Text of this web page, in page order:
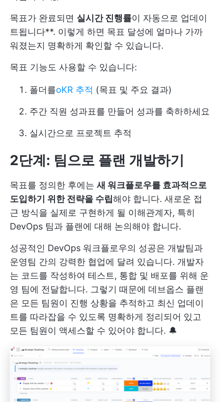
목표가 완료되면 실시간 진행률이 자동으로 업데이
트됩니다**. 이렇게 하면 목표 달성에 얼마나 가까
워졌는지 명확하게 확인할 수 있습니다.
목표 기능도 사용할 수 있습니다:
폴더를oKR 추적 (목표 및 주요 결과)
주간 직원 성과표를 만들어 성과를 축하하세요
실시간으로 프로젝트 추적
2단계: 팀으로 플랜 개발하기
목표를 정의한 후에는 새 워크플로우를 효과적으로
도입하기 위한 전략을 수립해야 합니다. 새로운 접
근 방식을 실제로 구현하게 될 이해관계자, 특히
DevOps 팀과 플랜에 대해 논의해야 합니다.
성공적인 DevOps 워크플로우의 성공은 개발팀과
운영팀 간의 강력한 협업에 달려 있습니다. 개발자
는 코드를 작성하여 테스트, 통합 및 배포를 위해 운
영 팀에 전달합니다. 그렇기 때문에 데브옵스 플랜
은 모든 팀원이 진행 상황을 추적하고 최신 업데이
트를 따라잡을 수 있도록 명확하게 정리되어 있고
모든 팀원이 액세스할 수 있어야 합니다. 🔔